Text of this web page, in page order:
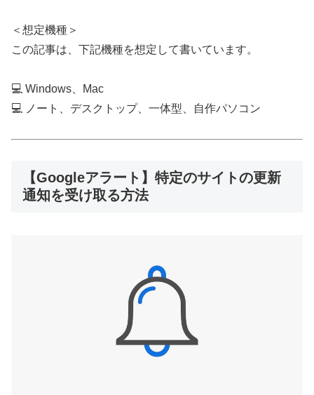
＜想定機種＞
この記事は、下記機種を想定して書いています。
💻 Windows、Mac
💻 ノート、デスクトップ、一体型、自作パソコン
【Googleアラート】特定のサイトの更新
通知を受け取る方法